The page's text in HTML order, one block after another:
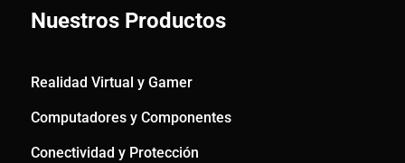
Nuestros Productos
Realidad Virtual y Gamer
Computadores y Componentes
Conectividad y Protección